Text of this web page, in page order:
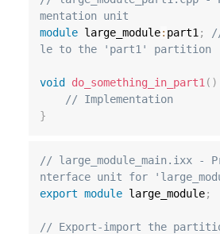
mentation unit
module large_module: part1 ;
le to the 'part1' partition
void do_something_in_part1 ( )
// Implementation
}
// large_module_main.ixx -
nterface unit for
export module large_module;
// Export-import the